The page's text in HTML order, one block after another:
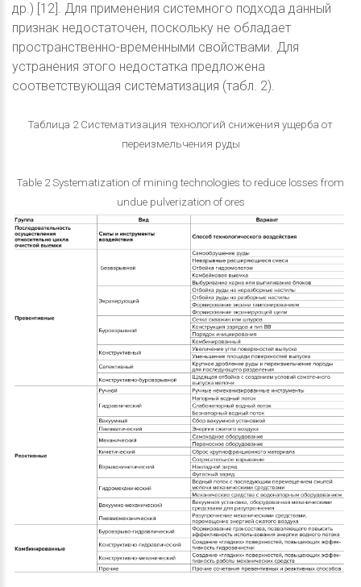
др.) [12]. Для применения системного подхода данный
признак недостаточен, поскольку не обладает
пространственно-временными свойствами. Для
устранения этого недостатка предложена
соответствующая систематизация (табл. 2).
Таблица 2 Систематизация технологий снижения ущерба от
переизмельчения руды
Table 2 Systematization of mining technologies to reduce losses from
undue pulverization of ores